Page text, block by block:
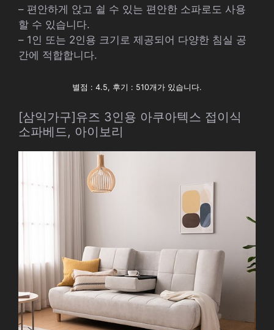
– 편안하게 앉고 쉴 수 있는 편안한 소파로도 사용
할 수 있습니다.
– 1인 또는 2인용 크기로 제공되어 다양한 침실 공
간에 적합합니다.
별점 : 4.5, 후기 : 510개가 있습니다.
[삼익가구]유즈 3인용 아쿠아텍스 접이식
소파베드, 아이보리